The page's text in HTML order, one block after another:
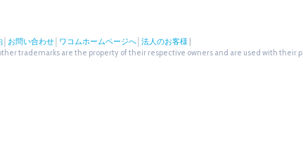
お問い合わせ ワコムホームページへ 法人のお客様
trademarks are the property of their respective owners and are used with their